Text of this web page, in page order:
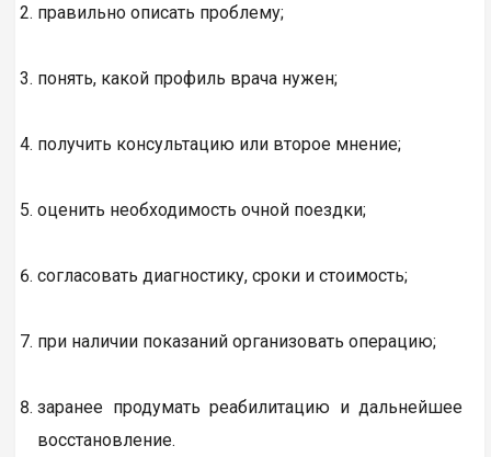
правильно описать проблему;
понять, какой профиль врача нужен;
получить консультацию или второе мнение;
оценить необходимость очной поездки;
согласовать диагностику, сроки и стоимость;
при наличии показаний организовать операцию;
заранее продумать реабилитацию и дальнейшее
восстановление.